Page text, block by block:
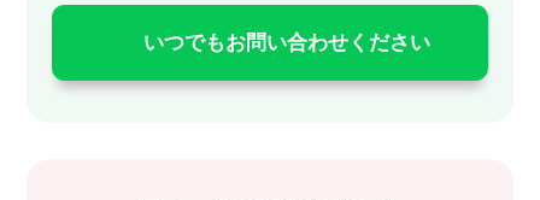
いつでもお問い合わせください